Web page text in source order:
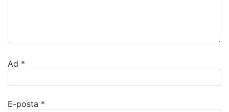
Ad *
E-posta *